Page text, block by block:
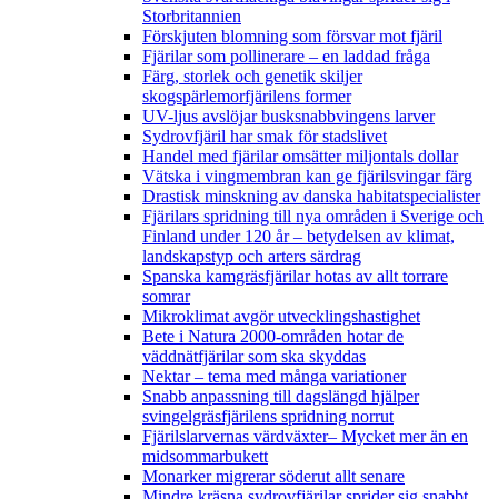
Storbritannien
Förskjuten blomning som försvar mot fjäril
Fjärilar som pollinerare – en laddad fråga
Färg, storlek och genetik skiljer
skogspärlemorfjärilens former
UV-ljus avslöjar busksnabbvingens larver
Sydrovfjäril har smak för stadslivet
Handel med fjärilar omsätter miljontals dollar
Vätska i vingmembran kan ge fjärilsvingar färg
Drastisk minskning av danska habitatspecialister
Fjärilars spridning till nya områden i Sverige och
Finland under 120 år– betydelsen av klimat,
landskapstyp och arters särdrag
Spanska kamgräsfjärilar hotas av allt torrare
somrar
Mikroklimat avgör utvecklingshastighet
Bete i Natura 2000-områden hotar de
väddnätfjärilar som ska skyddas
Nektar – tema med många variationer
Snabb anpassning till dagslängd hjälper
svingelgräsfjärilens spridning norrut
Fjärilslarvernas värdväxter– Mycket mer än en
midsommarbukett
Monarker migrerar söderut allt senare